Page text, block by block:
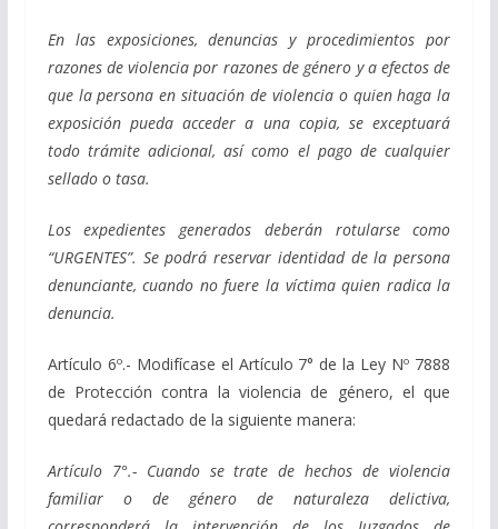
En las exposiciones, denuncias y procedimientos por
razones de violencia por razones de género y a efectos de
que la persona en situación de violencia o quien haga la
exposición pueda acceder a una copia, se exceptuará
todo trámite adicional, así como el pago de cualquier
sellado o tasa.
Los expedientes generados deberán rotularse como
“URGENTES”. Se podrá reservar identidad de la persona
denunciante, cuando no fuere la víctima quien radica la
denuncia.
Artículo 6º.- Modifícase el Artículo 7° de la Ley Nº 7888
de Protección contra la violencia de género, el que
quedará redactado de la siguiente manera:
Artículo 7°.- Cuando se trate de hechos de violencia
familiar o de género de naturaleza delictiva,